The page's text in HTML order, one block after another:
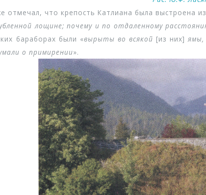
что крепость Катлиана была выстроена
лощине; почему и по отдаленному
бараборах были «вырыты во всякой [из них]
о примирении».